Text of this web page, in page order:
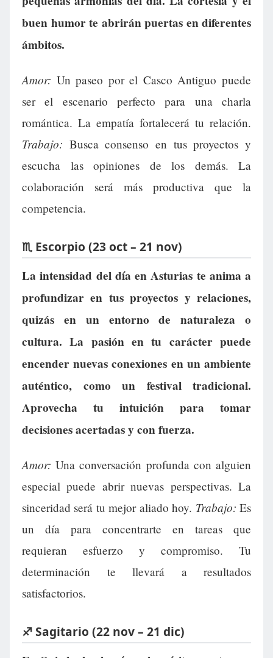
buen humor te abrirán puertas en diferentes
ámbitos.
Amor: Un paseo por el Casco Antiguo puede
ser el escenario perfecto para una charla
romántica. La empatía fortalecerá tu relación.
Trabajo: Busca consenso en tus proyectos y
escucha las opiniones de los demás. La
colaboración será más productiva que la
competencia.
♏ Escorpio (23 oct – 21 nov)
La intensidad del día en Asturias te anima a
profundizar en tus proyectos y relaciones,
quizás en un entorno de naturaleza o
cultura. La pasión en tu carácter puede
encender nuevas conexiones en un ambiente
auténtico, como un festival tradicional.
Aprovecha tu intuición para tomar
decisiones acertadas y con fuerza.
Amor: Una conversación profunda con alguien
especial puede abrir nuevas perspectivas. La
sinceridad será tu mejor aliado hoy. Trabajo: Es
un día para concentrarte en tareas que
requieran esfuerzo y compromiso. Tu
determinación te llevará a resultados
satisfactorios.
♐ Sagitario (22 nov – 21 dic)